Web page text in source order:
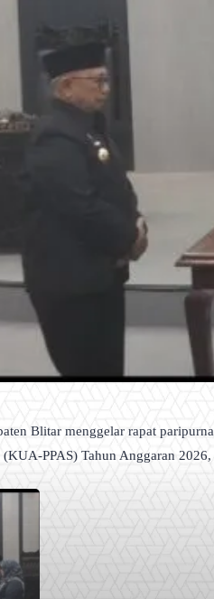
Blitar menggelar rapat
PPAS) Tahun Anggaran